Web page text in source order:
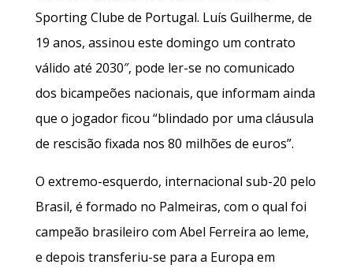
Sporting Clube de Portugal. Luís Guilherme, de
19 anos, assinou este domingo um contrato
válido até 2030″, pode ler-se no comunicado
dos bicampeões nacionais, que informam ainda
que o jogador ficou “blindado por uma cláusula
de rescisão fixada nos 80 milhões de euros”.
O extremo-esquerdo, internacional sub-20 pelo
Brasil, é formado no Palmeiras, com o qual foi
campeão brasileiro com Abel Ferreira ao leme,
e depois transferiu-se para a Europa em